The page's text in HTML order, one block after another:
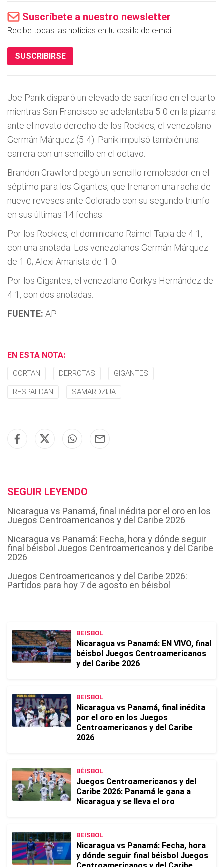
Suscríbete a nuestro newsletter
Recibe todas las noticias en tu casilla de e-mail.
SUSCRIBIRSE
Joe Panik disparó un elevado de sacrificio en el cuarto
mientras San Francisco se adelantaba 5-0 en la pizarra
ante el novato derecho de los Rockies, el venezolano
Germán Márquez (5-4). Panik impulsó también una
carrera con un sencillo en el octavo.
Brandon Crawford pegó un sencillo remolcador en el
séptimo para los Gigantes, que frenaron una racha de
nueve reveses ante Colorado con su segundo triunfo
en sus últimas 14 fechas.
Por los Rockies, el dominicano Raimel Tapia de 4-1,
con una anotada. Los venezolanos Germán Márquez
de 1-0; Alexi Amarista de 1-0.
Por los Gigantes, el venezolano Gorkys Hernández de
4-1, con dos anotadas.
FUENTE: AP
EN ESTA NOTA:
CORTAN DERROTAS GIGANTES
RESPALDAN SAMARDZIJA
SEGUIR LEYENDO
Nicaragua vs Panamá, final inédita por el oro en los
Juegos Centroamericanos y del Caribe 2026
Nicaragua vs Panamá: Fecha, hora y dónde seguir
final béisbol Juegos Centroamericanos y del Caribe
2026
Juegos Centroamericanos y del Caribe 2026:
Partidos para hoy 7 de agosto en béisbol
BEISBOL
Nicaragua vs Panamá: EN VIVO, final
béisbol Juegos Centroamericanos
y del Caribe 2026
BEISBOL
Nicaragua vs Panamá, final inédita
por el oro en los Juegos
Centroamericanos y del Caribe
2026
BÉISBOL
Juegos Centroamericanos y del
Caribe 2026: Panamá le gana a
Nicaragua y se lleva el oro
BEISBOL
Nicaragua vs Panamá: Fecha, hora
y dónde seguir final béisbol Juegos